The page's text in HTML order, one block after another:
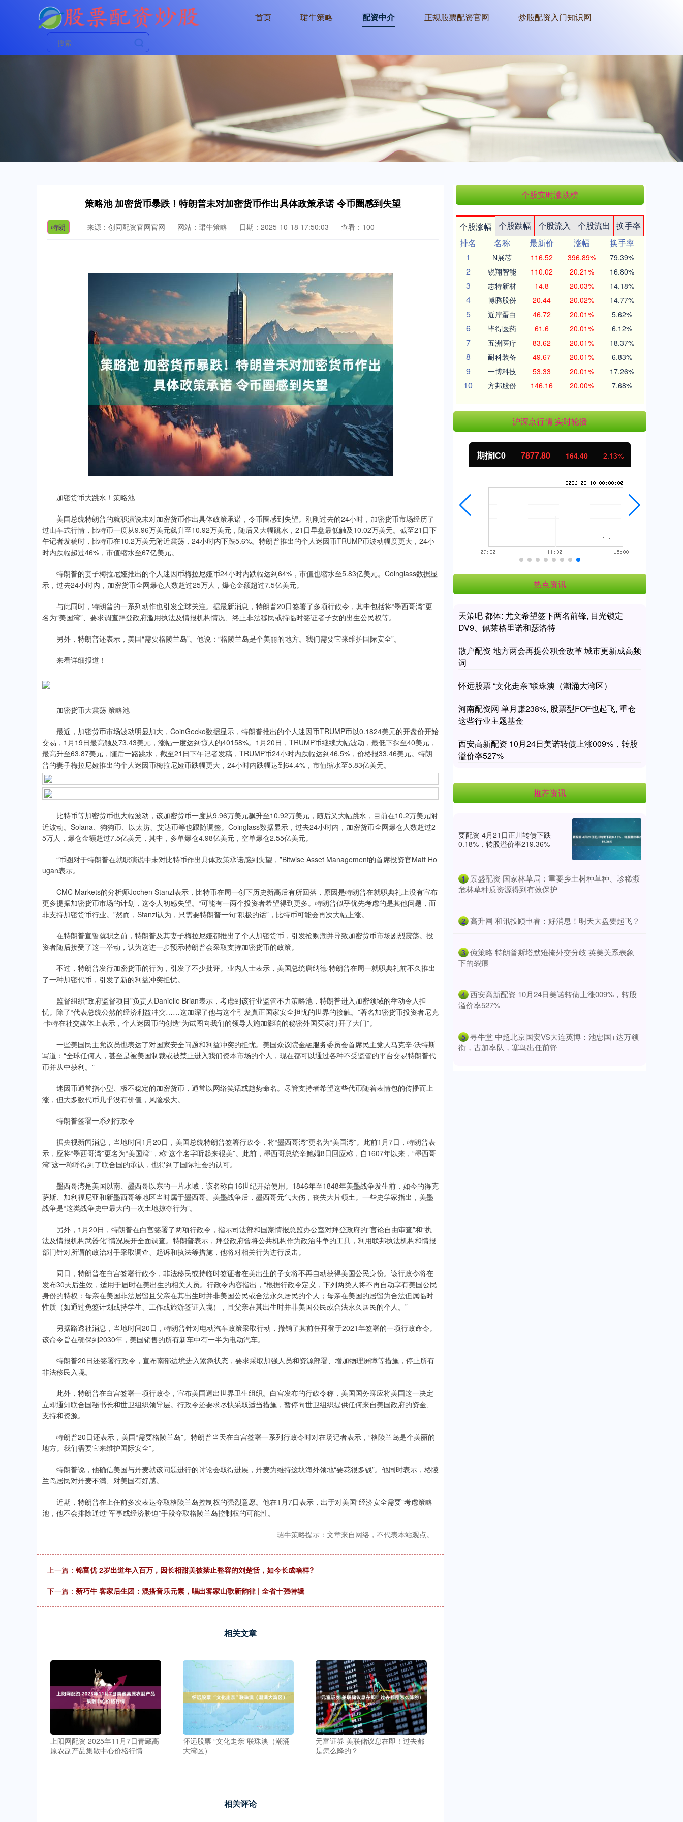
首页 珺牛策略 配资中介 正规股票配资官网 炒股配资入门知识网
策略池 加密货币暴跌！特朗普未对加密货币作出具体政策承诺 令币圈感到失望
特朗 来源：创同配资官网官网 网站：珺牛策略 日期：2025-10-18 17:50:03 查看：100
加密货币大跳水！策略池
美国总统特朗普的就职演说未对加密货币作出具体政策承诺，令币圈感到失望。刚刚过去的24小时，加密货币市场经历了
过山车式行情，比特币一度从9.96万美元飙升至10.92万美元，随后又大幅跳水，21日早盘最低触及10.02万美元。截至21日下
午记者发稿时，比特币在10.2万美元附近震荡，24小时内下跌5.6%。特朗普推出的个人迷因币TRUMP币波动幅度更大，24小
时内跌幅超过46%，市值缩水至67亿美元。
特朗普的妻子梅拉尼娅推出的个人迷因币梅拉尼娅币24小时内跌幅达到64%，市值也缩水至5.83亿美元。Coinglass数据显
示，过去24小时内，加密货币全网爆仓人数超过25万人，爆仓金额超过7.5亿美元。
与此同时，特朗普的一系列动作也引发全球关注。据最新消息，特朗普20日签署了多项行政令，其中包括将“墨西哥湾”更
名为“美国湾”、要求调查拜登政府滥用执法及情报机构情况、终止非法移民或持临时签证者子女的出生公民权等。
另外，特朗普还表示，美国“需要格陵兰岛”。他说：“格陵兰岛是个美丽的地方。我们需要它来维护国际安全”。
来看详细报道！
加密货币大震荡 策略池
最近，加密货币市场波动明显加大，CoinGecko数据显示，特朗普推出的个人迷因币TRUMP币以0.1824美元的开盘价开始
交易，1月19日最高触及73.43美元，涨幅一度达到惊人的40158%。1月20日，TRUMP币继续大幅波动，最低下探至40美元，
最高升至63.87美元，随后一路跳水，截至21日下午记者发稿，TRUMP币24小时内跌幅达到46.5%，价格报33.46美元。特朗
普的妻子梅拉尼娅推出的个人迷因币梅拉尼娅币跌幅更大，24小时内跌幅达到64.4%，市值缩水至5.83亿美元。
比特币等加密货币也大幅波动，该加密货币一度从9.96万美元飙升至10.92万美元，随后又大幅跳水，目前在10.2万美元附
近波动。Solana、狗狗币、以太坊、艾达币等也跟随调整。Coinglass数据显示，过去24小时内，加密货币全网爆仓人数超过2
5万人，爆仓金额超过7.5亿美元，其中，多单爆仓4.98亿美元，空单爆仓2.55亿美元。
“币圈对于特朗普在就职演说中未对比特币作出具体政策承诺感到失望，”Bitwise Asset Management的首席投资官Matt Ho
ugan表示。
CMC Markets的分析师Jochen Stanzl表示，比特币在周一创下历史新高后有所回落，原因是特朗普在就职典礼上没有宣布
更多提振加密货币市场的计划，这令人初感失望。“可能有一两个投资者希望得到更多。特朗普似乎优先考虑的是其他问题，而
非支持加密货币行业。”然而，Stanzl认为，只需要特朗普一句“积极的话”，比特币可能会再次大幅上涨。
在特朗普宣誓就职之前，特朗普及其妻子梅拉尼娅都推出了个人加密货币，引发抢购潮并导致加密货币市场剧烈震荡。投
资者随后接受了这一举动，认为这进一步预示特朗普会采取支持加密货币的政策。
不过，特朗普发行加密货币的行为，引发了不少批评。业内人士表示，美国总统唐纳德·特朗普在周一就职典礼前不久推出
了一种加密代币，引发了新的利益冲突担忧。
监督组织“政府监督项目”负责人Danielle Brian表示，考虑到该行业监管不力策略池，特朗普进入加密领域的举动令人担
忧。除了“代表总统公然的经济利益冲突……这加深了他与这个引发真正国家安全担忧的世界的接触。”著名加密货币投资者尼克
·卡特在社交媒体上表示，个人迷因币的创造“为试图向我们的领导人施加影响的秘密外国买家打开了大门”。
一些美国民主党议员也表达了对国家安全问题和利益冲突的担忧。美国众议院金融服务委员会首席民主党人马克辛·沃特斯
写道：“全球任何人，甚至是被美国制裁或被禁止进入我们资本市场的个人，现在都可以通过各种不受监管的平台交易特朗普代
币并从中获利。”
迷因币通常指小型、极不稳定的加密货币，通常以网络笑话或趋势命名。尽管支持者希望这些代币随着表情包的传播而上
涨，但大多数代币几乎没有价值，风险极大。
特朗普签署一系列行政令
据央视新闻消息，当地时间1月20日，美国总统特朗普签署行政令，将“墨西哥湾”更名为“美国湾”。此前1月7日，特朗普表
示，应将“墨西哥湾”更名为“美国湾”，称“这个名字听起来很美”。此前，墨西哥总统辛鲍姆8日回应称，自1607年以来，“墨西哥
湾”这一称呼得到了联合国的承认，也得到了国际社会的认可。
墨西哥湾是美国以南、墨西哥以东的一片水域，该名称自16世纪开始使用。1846年至1848年美墨战争发生前，如今的得克
萨斯、加利福尼亚和新墨西哥等地区当时属于墨西哥。美墨战争后，墨西哥元气大伤，丧失大片领土。一些史学家指出，美墨
战争是“这类战争史中最大的一次土地掠夺行为”。
另外，1月20日，特朗普在白宫签署了两项行政令，指示司法部和国家情报总监办公室对拜登政府的“言论自由审查”和“执
法及情报机构武器化”情况展开全面调查。特朗普表示，拜登政府曾将公共机构作为政治斗争的工具，利用联邦执法机构和情报
部门针对所谓的政治对手采取调查、起诉和执法等措施，他将对相关行为进行反击。
同日，特朗普在白宫签署行政令，非法移民或持临时签证者在美出生的子女将不再自动获得美国公民身份。该行政令将在
发布30天后生效，适用于届时在美出生的相关人员。行政令内容指出，“根据行政令定义，下列两类人将不再自动享有美国公民
身份的特权：母亲在美国非法居留且父亲在其出生时并非美国公民或合法永久居民的个人；母亲在美国的居留为合法但属临时
性质（如通过免签计划或持学生、工作或旅游签证入境），且父亲在其出生时并非美国公民或合法永久居民的个人。”
另据路透社消息，当地时间20日，特朗普针对电动汽车政策采取行动，撤销了其前任拜登于2021年签署的一项行政命令。
该命令旨在确保到2030年，美国销售的所有新车中有一半为电动汽车。
特朗普20日还签署行政令，宣布南部边境进入紧急状态，要求采取加强人员和资源部署、增加物理屏障等措施，停止所有
非法移民入境。
此外，特朗普在白宫签署一项行政令，宣布美国退出世界卫生组织。白宫发布的行政令称，美国国务卿应将美国这一决定
立即通知联合国秘书长和世卫组织领导层。行政令还要求尽快采取适当措施，暂停向世卫组织提供任何来自美国政府的资金、
支持和资源。
特朗普20日还表示，美国“需要格陵兰岛”。特朗普当天在白宫签署一系列行政令时对在场记者表示，“格陵兰岛是个美丽的
地方。我们需要它来维护国际安全”。
特朗普说，他确信美国与丹麦就该问题进行的讨论会取得进展，丹麦为维持这块海外领地“要花很多钱”。他同时表示，格陵
兰岛居民对丹麦不满、对美国有好感。
近期，特朗普在上任前多次表达夺取格陵兰岛控制权的强烈意愿。他在1月7日表示，出于对美国“经济安全需要”考虑策略
池，他不会排除通过“军事或经济胁迫”手段夺取格陵兰岛控制权的可能性。
珺牛策略提示：文章来自网络，不代表本站观点。
上一篇： 锦富优 2岁出道年入百万，因长相甜美被禁止整容的刘楚恬，如今长成啥样?
下一篇： 新巧牛 客家后生团：混搭音乐元素，唱出客家山歌新韵律 | 全省十强特辑
相关文章
上阳网配资 2025年11月7日青藏高
原农副产品集散中心价格行情
怀远股票 “文化走亲”联珠澳（潮涌
大湾区）
元富证券 美联储议息在即！过去都
是怎么降的？
相关评论
个股实时涨跌榜
个股涨幅 个股跌幅 个股流入 个股流出
换手率
排名
名称 最新价 涨幅
换手率
1
N展芯 116.52 396.89% 79.39%
2 锐翔智能 110.02 20.21% 16.80%
3 志特新材 14.8 20.03% 14.18%
4 博腾股份 20.44 20.02% 14.77%
5 近岸蛋白 46.72 20.01% 5.62%
6 毕得医药 61.6 20.01% 6.12%
7 五洲医疗 83.62 20.01% 18.37%
8 耐科装备 49.67 20.01% 6.83%
9 一博科技 53.33 20.01% 17.26%
10 方邦股份 146.16 20.00% 7.68%
沪深京行情 实时轮播
基金指数 7242.10 12.30 0.17% 国债指数 229.69 0.10 期指IC0 7877.80 164.40 2.13%
热点资讯
天策吧 都体: 尤文希望签下两名前锋, 目光锁定
DV9、佩莱格里诺和瑟洛特
散户配资 地方两会再提公积金改革 城市更新成高频
词
怀远股票 “文化走亲”联珠澳（潮涌大湾区）
河南配资网 单月赚238%, 股票型FOF也起飞, 重仓
这些行业主题基金
西安高新配资 10月24日美诺转债上涨009%，转股
溢价率527%
推荐资讯
要配资 4月21日正川转债下跌
0.18%，转股溢价率219.36%
1 ​景盛配资 国家林草局：重要乡土树种草种、珍稀濒
危林草种质资源得到有效保护
2 ​高升网 和讯投顾申睿：好消息！明天大盘要起飞？
3 ​億策略 特朗普斯塔默难掩外交分歧 英美关系表象
下的裂痕
4 ​西安高新配资 10月24日美诺转债上涨009%，转股
溢价率527%
5 ​寻牛堂 中超北京国安VS大连英博：池忠国+达万领
衔，古加率队，塞鸟出任前锋